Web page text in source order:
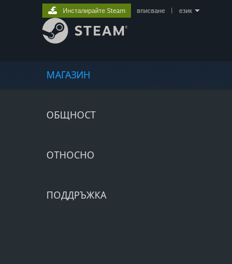
МАГАЗИН
ОБЩНОСТ
ОТНОСНО
ПОДДРЪЖКА
Инсталирайте Steam вписване език